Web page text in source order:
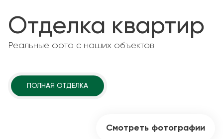
Отделка квартир
Реальные фото с наших объектов
ПОЛНАЯ ОТДЕЛКА
Смотреть фотографии